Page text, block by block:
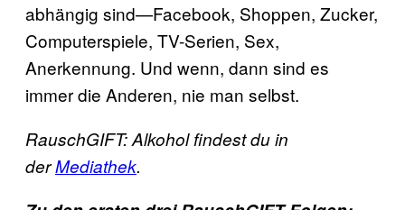
abhängig sind—Facebook, Shoppen, Zucker,
Computerspiele, TV-Serien, Sex,
Anerkennung. Und wenn, dann sind es
immer die Anderen, nie man selbst.
RauschGIFT: Alkohol findest du in
derMediathek.